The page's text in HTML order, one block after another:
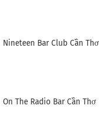
Nineteen Bar Club Cần Thơ
On The Radio Bar Cần Thơ